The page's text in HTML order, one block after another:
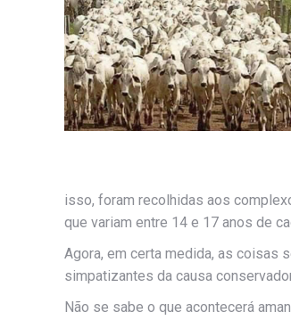
isso, foram recolhidas aos
que variam entre 14 e 17 anos de
Agora, em certa medida, as coisas
simpatizantes da causa
Não se sabe o que acontecerá